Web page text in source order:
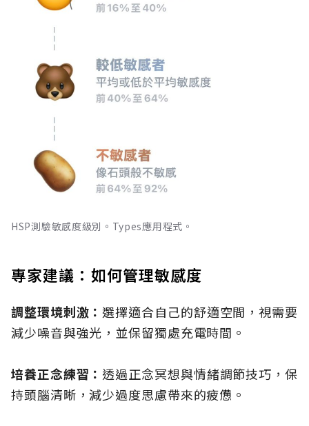
HSP測驗敏感度級別。Types應用程式。
專家建議：如何管理敏感度
調整環境刺激：選擇適合自己的舒適空間，視需要
減少噪音與強光，並保留獨處充電時間。
培養正念練習： 透過正念冥想與情緒調節技巧，保
持頭腦清晰，減少過度思慮帶來的疲憊。